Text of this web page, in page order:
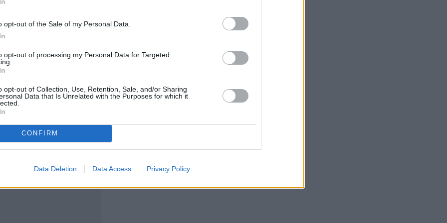
opt-out of the Sale of my Personal Data.
opt-out of processing my Personal Data for Targeted
opt-out of Collection, Use, Retention, Sale, and/or Sharing
Data that Is Unrelated with the Purposes for which it
CONFIRM
Data Deletion Data Access Privacy Policy
αμερικανικοί τραπεζικοί όμιλοι.
στο τριμηνιαίο μέρισμά